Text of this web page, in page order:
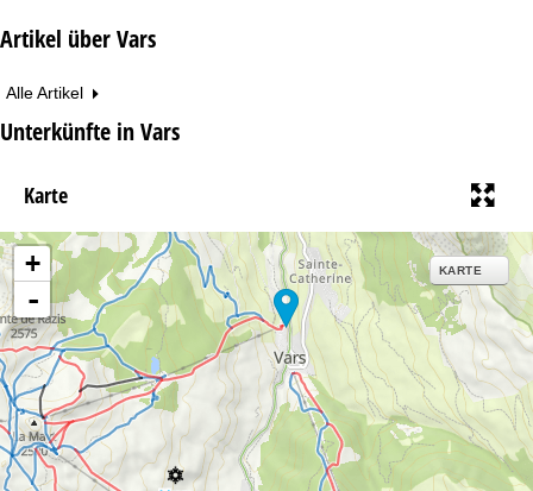
Artikel über Vars
Alle Artikel
Unterkünfte in Vars
Karte
+
-
KARTE